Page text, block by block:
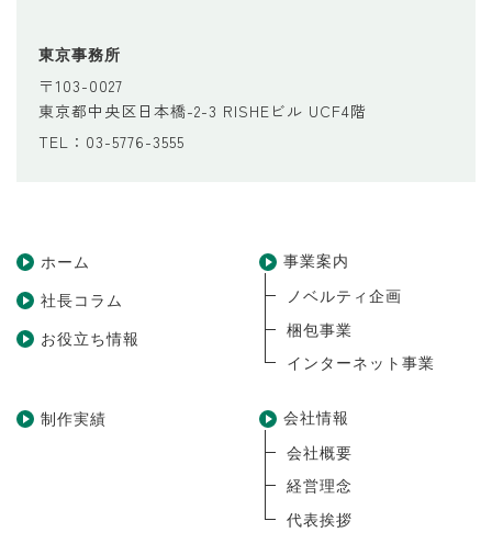
東京事務所
〒103-0027
東京都中央区日本橋-2-3 RISHEビル UCF4階
TEL：03-5776-3555
ホーム
社長コラム
お役立ち情報
事業案内
ノベルティ企画
梱包事業
インターネット事業
制作実績
会社情報
会社概要
経営理念
代表挨拶